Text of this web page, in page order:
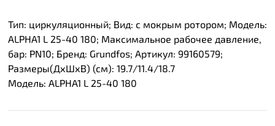
Тип: циркуляционный; Вид: с мокрым ротором; Модель:
ALPHA1 L 25-40 180; Максимальное рабочее давление,
бар: PN10; Бренд: Grundfos; Артикул: 99160579;
Размеры(ДхШхВ) (см): 19.7/11.4/18.7
Модель: ALPHA1 L 25-40 180